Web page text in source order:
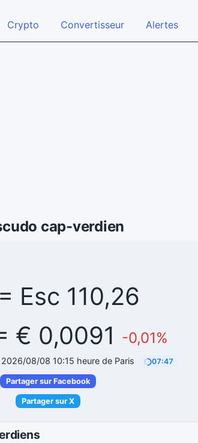
Crypto Convertisseur Alertes
cap-verdien
Esc 110,26
€ 0,0091 -0,01%
08/08 10:15 heure de Paris 07:46
Partager sur Facebook
Partager sur X